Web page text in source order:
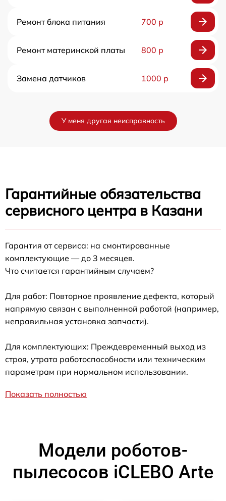
Ремонт блока питания 700 р
Ремонт материнской платы 800 р
Замена датчиков 1000 р
У меня другая неисправность
Гарантийные обязательства
сервисного центра в Казани
Гарантия от сервиса: на смонтированные
комплектующие — до 3 месяцев.
Что считается гарантийным случаем?
Для работ: Повторное проявление дефекта, который
напрямую связан с выполненной работой (например,
неправильная установка запчасти).
Для комплектующих: Преждевременный выход из
строя, утрата работоспособности или техническим
параметрам при нормальном использовании.
Показать полностью
Модели роботов-
пылесосов iCLEBO Arte